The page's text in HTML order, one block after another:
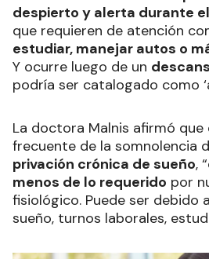
despierto y alerta durante
que requieren de atención
estudiar, manejar autos o
Y ocurre luego de un
podría ser catalogado como
La doctora Malnis afirmó
frecuente de la somnolencia
privación crónica de sueño,
menos de lo requerido por
fisiológico. Puede ser debido
sueño, turnos laborales,